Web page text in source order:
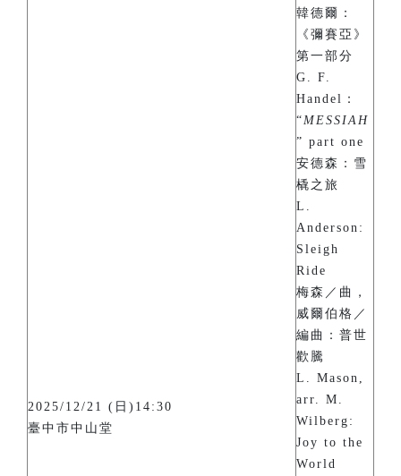
2025/12/21 (日)14:30
臺中市中山堂
韓德爾：
《彌賽亞》
第一部分
G. F.
Handel：
“MESSIAH
” part one
安德森：雪
橇之旅
L.
Anderson:
Sleigh
Ride
梅森／曲，
威爾伯格／
編曲：普世
歡騰
L. Mason,
arr. M.
Wilberg:
Joy to the
World